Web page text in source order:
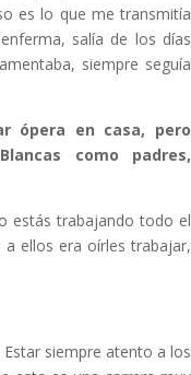
es lo que me transmitía
salía de los días
siempre seguía
ópera en casa, pero
como padres,
estás trabajando todo el
ellos era oírles trabajar,
siempre atento a los